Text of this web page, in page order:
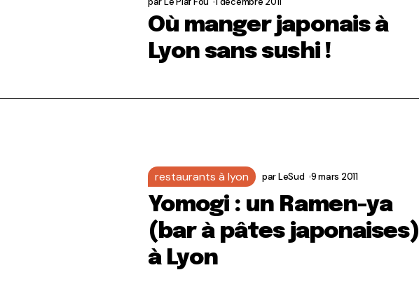
Où manger japonais à
Lyon sans sushi !
restaurants à lyon parLeSud 9 mars 2011
Yomogi : un Ramen-ya
(bar à pâtes japonaises)
à Lyon